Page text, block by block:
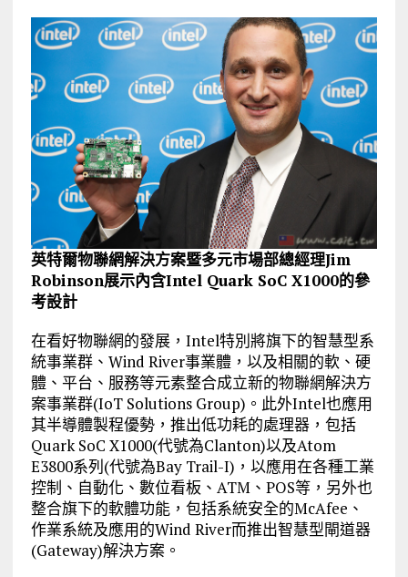
英特爾物聯網解決方案暨多元市場部總經理Jim
Robinson展示內含Intel Quark SoC X1000的參
考設計
在看好物聯網的發展，Intel特別將旗下的智慧型系
統事業群、Wind River事業體，以及相關的軟、硬
體、平台、服務等元素整合成立新的物聯網解決方
案事業群(IoT Solutions Group)。此外Intel也應用
其半導體製程優勢，推出低功耗的處理器，包括
Quark SoC X1000(代號為Clanton)以及Atom
E3800系列(代號為Bay Trail-I)，以應用在各種工業
控制、自動化、數位看板、ATM、POS等，另外也
整合旗下的軟體功能，包括系統安全的McAfee、
作業系統及應用的Wind River而推出智慧型閘道器
(Gateway)解決方案。